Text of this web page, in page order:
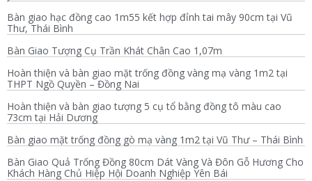
Bàn giao hạc đồng cao 1m55 kết hợp đỉnh tai mây 90cm tại Vũ
Thư, Thái Bình
Bàn Giao Tượng Cụ Trần Khát Chân Cao 1,07m
Hoàn thiện và bàn giao mặt trống đồng vàng mạ vàng 1m2 tại
THPT Ngồ Quyền – Đồng Nai
Hoàn thiện và bàn giao tượng 5 cụ tổ bằng đồng tô màu cao
73cm tại Hải Dương
Bàn giao mặt trống đồng gò mạ vàng 1m2 tại Vũ Thư – Thái Bình
Bàn Giao Quả Trống Đồng 80cm Dát Vàng Và Đôn Gỗ Hương Cho
Khách Hàng Chủ Hiệp Hội Doanh Nghiệp Yên Bái